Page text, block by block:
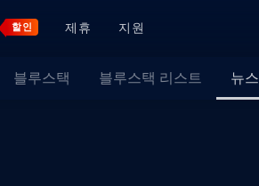
할인 제휴 지원
블루스택 블루스택 리스트 뉴스